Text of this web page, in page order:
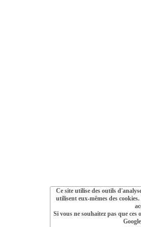
Ce site utilise des outils
utilisent eux-mêmes des
Si vous ne souhaitez pas que